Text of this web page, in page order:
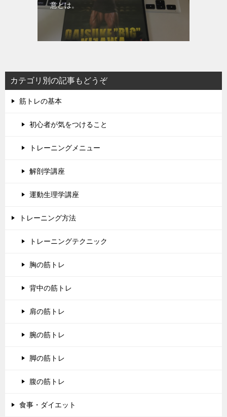
意とは。
カテゴリ別の記事もどうぞ
筋トレの基本
初心者が気をつけること
トレーニングメニュー
解剖学講座
運動生理学講座
トレーニング方法
トレーニングテクニック
胸の筋トレ
背中の筋トレ
肩の筋トレ
腕の筋トレ
脚の筋トレ
腹の筋トレ
食事・ダイエット